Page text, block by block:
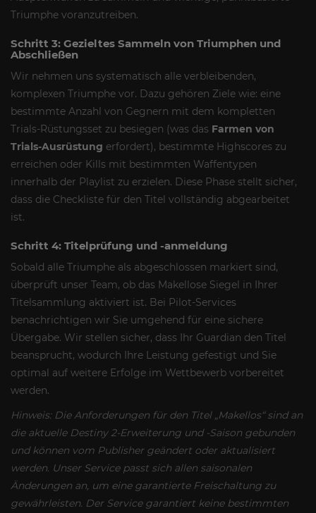
Triumphe voranzutreiben.
Schritt 3: Gezieltes Sammeln von Triumphen und
Abschließen
Wir nehmen uns systematisch alle verbleibenden,
komplexen Triumphe vor. Dazu gehören Ziele wie: eine
bestimmte Anzahl von Gegnern mit dem kompletten
Trials-Rüstungsset zu besiegen (was das Farmen von
Trials-Ausrüstung erfordert), bestimmte Highscores zu
erreichen oder Kills mit bestimmten Waffentypen
innerhalb der Playlist zu erzielen. Diese Phase stellt sicher,
dass die Checkliste für den Titel vollständig abgearbeitet
ist.
Schritt 4: Titelprüfung und -anmeldung
Sobald alle Triumphe als abgeschlossen markiert sind,
überprüft unser Team, ob das Makellose Siegel in Ihrer
Titelsammlung aktiviert ist. Bei Pilot-Services
benachrichtigen wir Sie umgehend für eine sichere
Übergabe. Wir stellen sicher, dass Ihr Guardian den Titel
beansprucht, wodurch Ihre Leistung gefestigt und Sie
optimal auf weitere Erfolge im Wettbewerb vorbereitet
werden.
Hinweis: Die Anforderungen für den Titel „Makellos“ sind an
die aktuelle Destiny 2-Erweiterung und -Saison gebunden
und können vom Publisher geändert oder aktualisiert
werden. Unser Service passt sich allen saisonalen
Änderungen an, um eine garantierte Freischaltung zu
gewährleisten. Der Service garantiert keine bestimmten